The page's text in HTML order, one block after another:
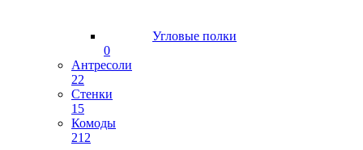
Угловые полки
0
Антресоли
22
Стенки
15
Комоды
212